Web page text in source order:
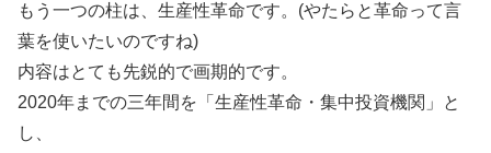
もう一つの柱は、生産性革命です。(やたらと革命って言
葉を使いたいのですね)
内容はとても先鋭的で画期的です。
2020年までの三年間を「生産性革命・集中投資機関」と
し、